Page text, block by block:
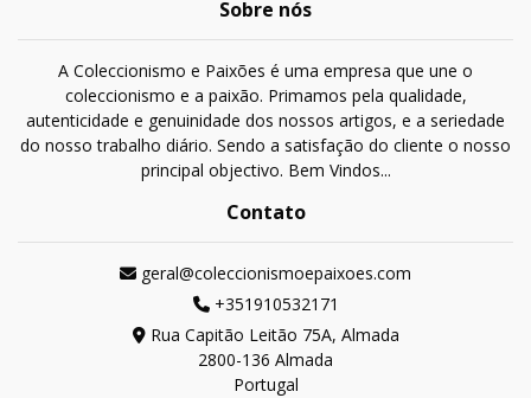
Sobre nós
A Coleccionismo e Paixões é uma empresa que une o
coleccionismo e a paixão. Primamos pela qualidade,
autenticidade e genuinidade dos nossos artigos, e a seriedade
do nosso trabalho diário. Sendo a satisfação do cliente o nosso
principal objectivo. Bem Vindos...
Contato
geral@coleccionismoepaixoes.com
+351910532171
Rua Capitão Leitão 75A, Almada
2800-136 Almada
Portugal